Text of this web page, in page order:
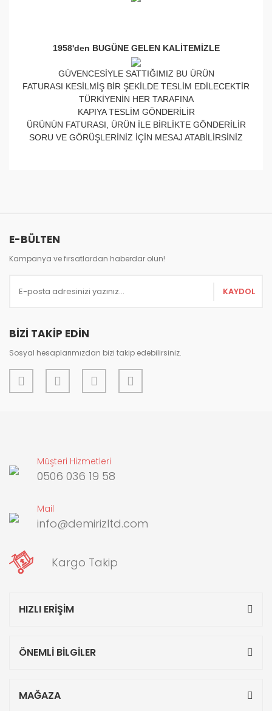
1958'den BUGÜNE GELEN KALİTEMİZLE
GÜVENCESİYLE SATTIĞIMIZ BU ÜRÜN
FATURASI KESİLMİŞ BİR ŞEKİLDE TESLİM EDİLECEKTİR
TÜRKİYENİN HER TARAFINA
KAPIYA TESLİM GÖNDERİLİR
ÜRÜNÜN FATURASI, ÜRÜN İLE BİRLİKTE GÖNDERİLİR
SORU VE GÖRÜŞLERİNİZ İÇİN MESAJ ATABİLİRSİNİZ
Ürün resmi kalitesiz, bozuk veya görüntülenemiyor.
Ürün açıklamasında eksik bilgiler bulunuyor.
Ürün fiyatı diğer sitelerden daha pahalı.
Gönder
E-BÜLTEN
Kampanya ve fırsatlardan haberdar olun!
KAYDOL
BİZİ TAKİP EDİN
Sosyal hesaplarımızdan bizi takip edebilirsiniz.
Müşteri Hizmetleri
0506 036 19 58
Mail
info@demirizltd.com
Kargo Takip
HIZLI ERİŞİM
ÖNEMLİ BİLGİLER
MAĞAZA